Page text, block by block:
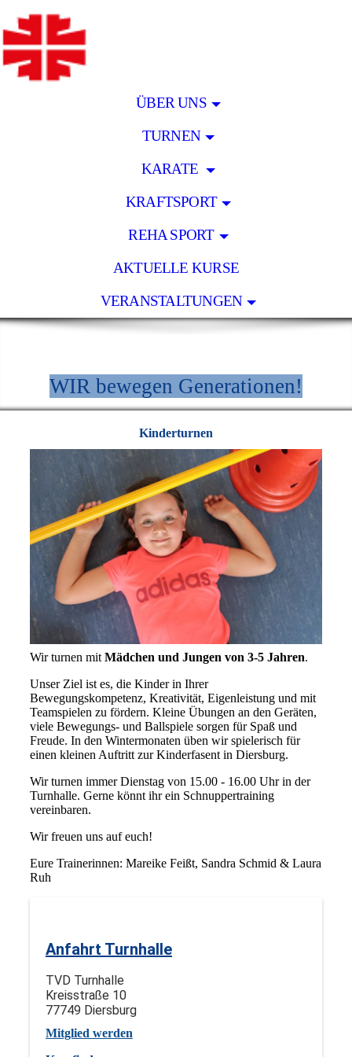
ÜBER UNS
TURNEN
KARATE
KRAFTSPORT
REHA SPORT
AKTUELLE KURSE
VERANSTALTUNGEN
WIR bewegen Generationen!
Kinderturnen
Wir turnen mit Mädchen und Jungen von 3-5 Jahren.
Unser Ziel ist es, die Kinder in Ihrer
Bewegungskompetenz, Kreativität, Eigenleistung und mit
Teamspielen zu fördern. Kleine Übungen an den Geräten,
viele Bewegungs- und Ballspiele sorgen für Spaß und
Freude. In den Wintermonaten üben wir spielerisch für
einen kleinen Auftritt zur Kinderfasent in Diersburg.
Wir turnen immer Dienstag von 15.00 - 16.00 Uhr in der
Turnhalle. Gerne könnt ihr ein Schnuppertraining
vereinbaren.
Wir freuen uns auf euch!
Eure Trainerinnen: Mareike Feißt, Sandra Schmid & Laura
Ruh
Anfahrt Turnhalle
TVD Turnhalle
Kreisstraße 10
77749 Diersburg
Mitglied werden